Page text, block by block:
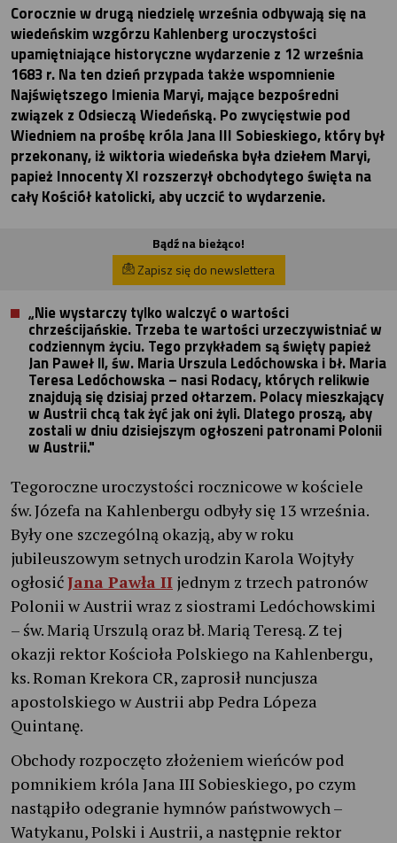
Corocznie w drugą niedzielę września odbywają się na
wiedeńskim wzgórzu Kahlenberg uroczystości
upamiętniające historyczne wydarzenie z 12 września
1683 r. Na ten dzień przypada także wspomnienie
Najświętszego Imienia Maryi, mające bezpośredni
związek z Odsieczą Wiedeńską. Po zwycięstwie pod
Wiedniem na prośbę króla Jana III Sobieskiego, który był
przekonany, iż wiktoria wiedeńska była dziełem Maryi,
papież Innocenty XI rozszerzył obchodytego święta na
cały Kościół katolicki, aby uczcić to wydarzenie.
Bądź na bieżąco!
Zapisz się do newslettera
„Nie wystarczy tylko walczyć o wartości
chrześcijańskie. Trzeba te wartości urzeczywistniać w
codziennym życiu. Tego przykładem są święty papież
Jan Paweł II, św. Maria Urszula Ledóchowska i bł. Maria
Teresa Ledóchowska – nasi Rodacy, których relikwie
znajdują się dzisiaj przed ołtarzem. Polacy mieszkający
w Austrii chcą tak żyć jak oni żyli. Dlatego proszą, aby
zostali w dniu dzisiejszym ogłoszeni patronami Polonii
w Austrii."
Tegoroczne uroczystości rocznicowe w kościele
św. Józefa na Kahlenbergu odbyły się 13 września.
Były one szczególną okazją, aby w roku
jubileuszowym setnych urodzin Karola Wojtyły
ogłosićJana Pawła II jednym z trzech patronów
Polonii w Austrii wraz z siostrami Ledóchowskimi
– św. Marią Urszulą oraz bł. Marią Teresą. Z tej
okazji rektor Kościoła Polskiego na Kahlenbergu,
ks. Roman Krekora CR, zaprosił nuncjusza
apostolskiego w Austrii abp Pedra Lópeza
Quintanę.
Obchody rozpoczęto złożeniem wieńców pod
pomnikiem króla Jana III Sobieskiego, po czym
nastąpiło odegranie hymnów państwowych –
Watykanu, Polski i Austrii, a następnie rektor